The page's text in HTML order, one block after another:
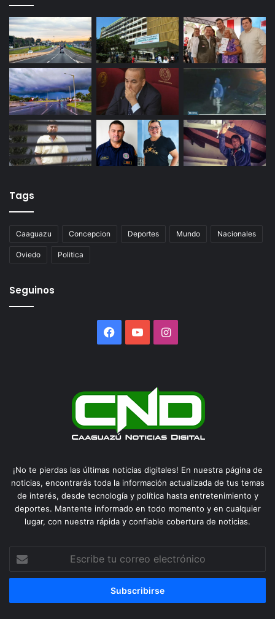
Tags
Caaguazu Concepcion Deportes Mundo Nacionales
Oviedo Politica
Seguinos
Facebook
YouTubeInstagram
¡No te pierdas las últimas noticias digitales! En nuestra página de
noticias, encontrarás toda la información actualizada de tus temas
de interés, desde tecnología y política hasta entretenimiento y
deportes. Mantente informado en todo momento y en cualquier
lugar, con nuestra rápida y confiable cobertura de noticias.
correo